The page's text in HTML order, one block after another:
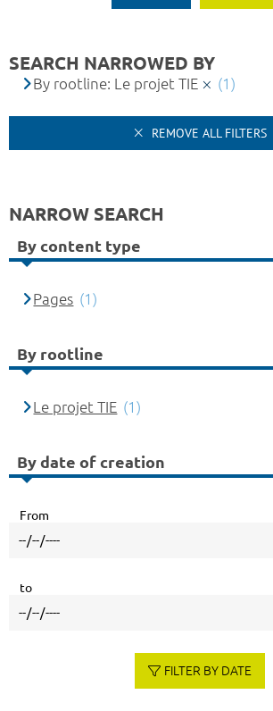
SEARCH NARROWED BY
By rootline: Le projet TIE (1)
REMOVE ALL FILTERS
NARROW SEARCH
By content type
Pages (1)
By rootline
Le projet TIE (1)
By date of creation
From
to
FILTER BY DATE